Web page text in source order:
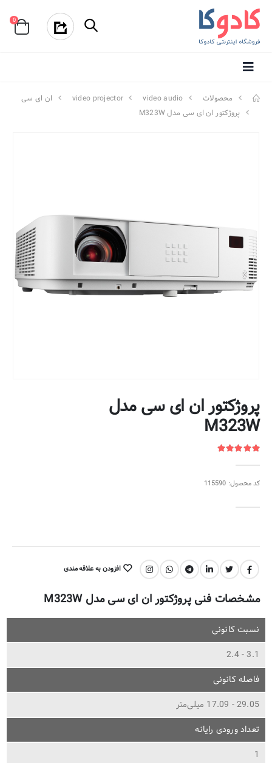
0
محصولات video audio
video projector
ان ای سی
پروژکتور ان ای سی مدل M323W
پروژکتور ان ای سی مدل
M323W
کد محصول: 115590
اشتراک گذاری: افزودن به علاقه مندی
مشخصات فنی پروژکتور ان ای سی مدل M323W
نسبت کانونی
3.1 - 2.4
فاصله کانونی
29.05 - 17.09 میلی‌متر
تعداد ورودی رایانه
1